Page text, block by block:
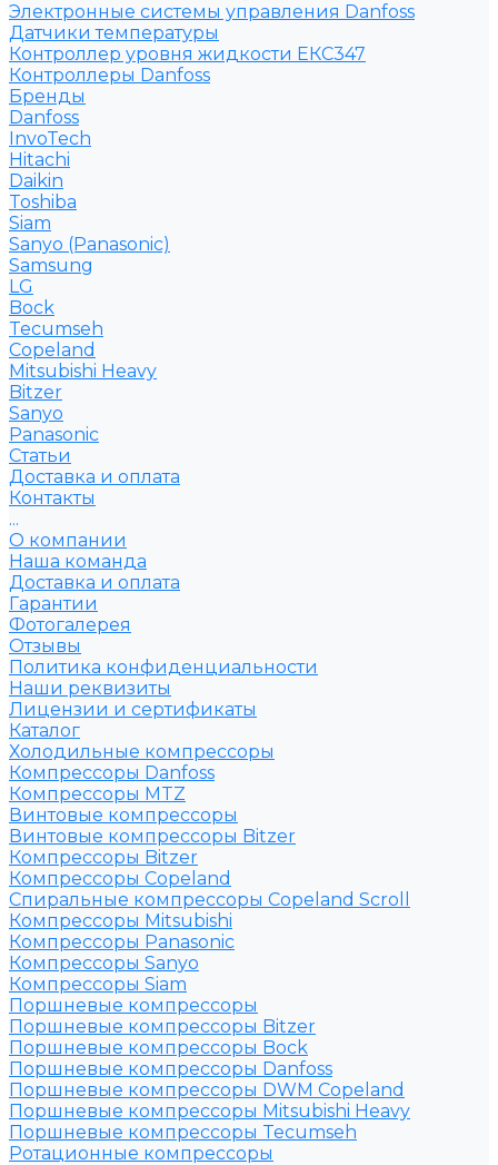
Электронные системы управления Danfoss
Датчики температуры
Контроллер уровня жидкости ЕКС347
Контроллеры Danfoss
Бренды
Danfoss
InvoTech
Hitachi
Daikin
Toshiba
Siam
Sanyo (Panasonic)
Samsung
LG
Bock
Tecumseh
Copeland
Mitsubishi Heavy
Bitzer
Sanyo
Рanasonic
Статьи
Доставка и оплата
Контакты
...
О компании
Наша команда
Доставка и оплата
Гарантии
Фотогалерея
Отзывы
Политика конфиденциальности
Наши реквизиты
Лицензии и сертификаты
Каталог
Холодильные компрессоры
Компрессоры Danfoss
Компрессоры MTZ
Винтовые компрессоры
Винтовые компрессоры Bitzer
Компрессоры Bitzer
Компрессоры Copeland
Спиральные компрессоры Copeland Scroll
Компрессоры Mitsubishi
Компрессоры Panasonic
Компрессоры Sanyo
Компрессоры Siam
Поршневые компрессоры
Поршневые компрессоры Bitzer
Поршневые компрессоры Bock
Поршневые компрессоры Danfoss
Поршневые компрессоры DWM Copeland
Поршневые компрессоры Mitsubishi Heavy
Поршневые компрессоры Tecumseh
Ротационные компрессоры